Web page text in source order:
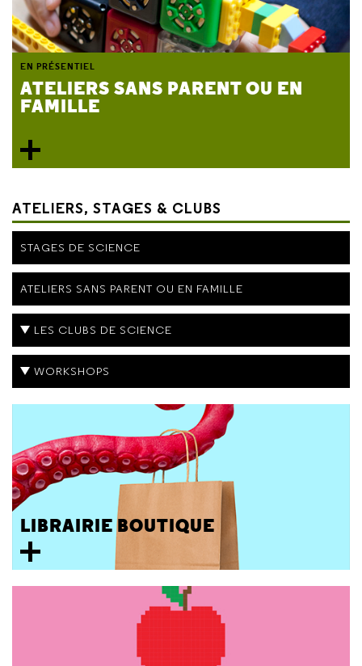
ATELIERS SANS PARENT OU EN
FAMILLE
EN PRÉSENTIEL
ATELIERS, STAGES & CLUBS
STAGES DE SCIENCE
ATELIERS SANS PARENT OU EN FAMILLE
LES CLUBS DE SCIENCE
WORKSHOPS
LIBRAIRIE BOUTIQUE